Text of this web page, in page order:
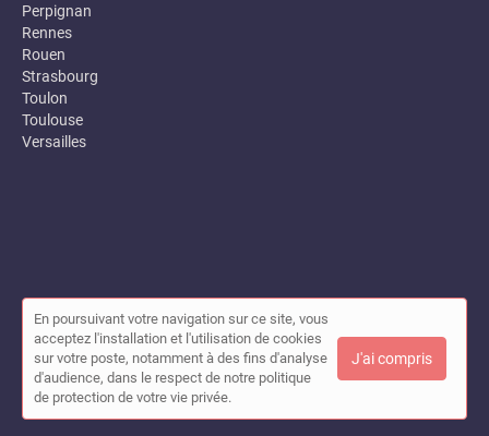
Perpignan
Rennes
Rouen
Strasbourg
Toulon
Toulouse
Versailles
© Annuaire des entreprises locales (Garance) 2026 |
Mon compte|Contact
Conditions générales d'utilisation|Mentions légales
Cet annuaire a été créé avec ❤ par
En poursuivant votre navigation sur ce site, vous
acceptez l'installation et l'utilisation de cookies
sur votre poste, notamment à des fins d'analyse
d'audience, dans le respect de notre politique
de protection de votre vie privée.
J'ai compris